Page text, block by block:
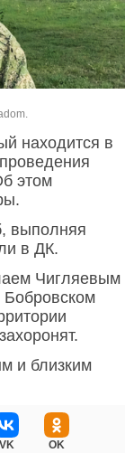
находится в
этом
выполняя
в ДК.
Чигляевым
Бобровском
и близким
VK OK